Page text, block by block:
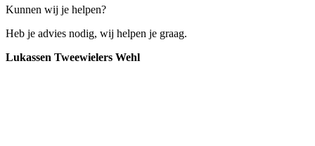
Kunnen wij je helpen?
Heb je advies nodig, wij helpen je graag.
Lukassen Tweewielers Wehl